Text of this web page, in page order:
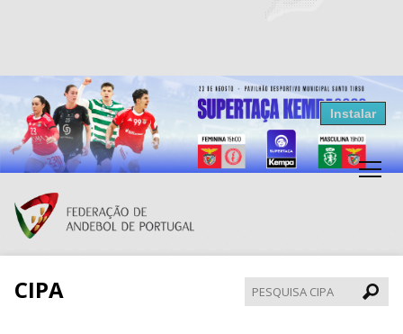
Resultados Andebol
Federação de Andebol de Portugal
Grátis - Disponivel na Play Store
Instalar
CIPA
CIPA